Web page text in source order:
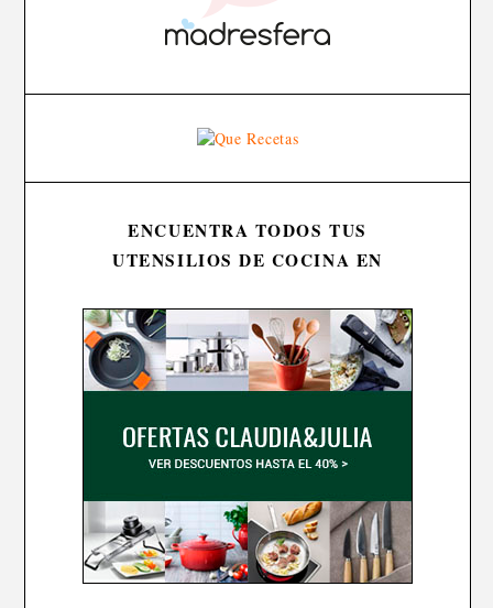
ENCUENTRA TODOS TUS
UTENSILIOS DE COCINA EN